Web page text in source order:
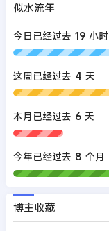
似水流年
今日已经过去 19 小时
这周已经过去 4 天
本月已经过去 6 天
今年已经过去 8 个月
博主收藏